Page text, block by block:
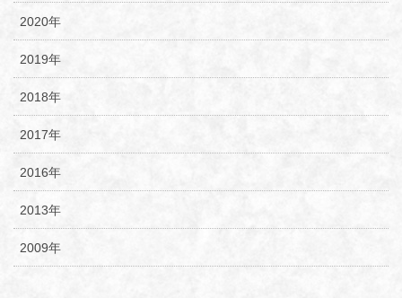
2020年
2019年
2018年
2017年
2016年
2013年
2009年